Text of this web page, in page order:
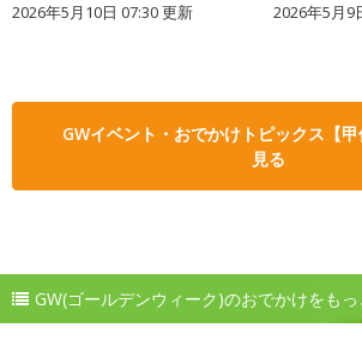
2026年5月10日 07:30 更新 2026年5月9
GWイベント・おでかけトピックス【
見る
GW(ゴールデンウィーク)のおでかけをも